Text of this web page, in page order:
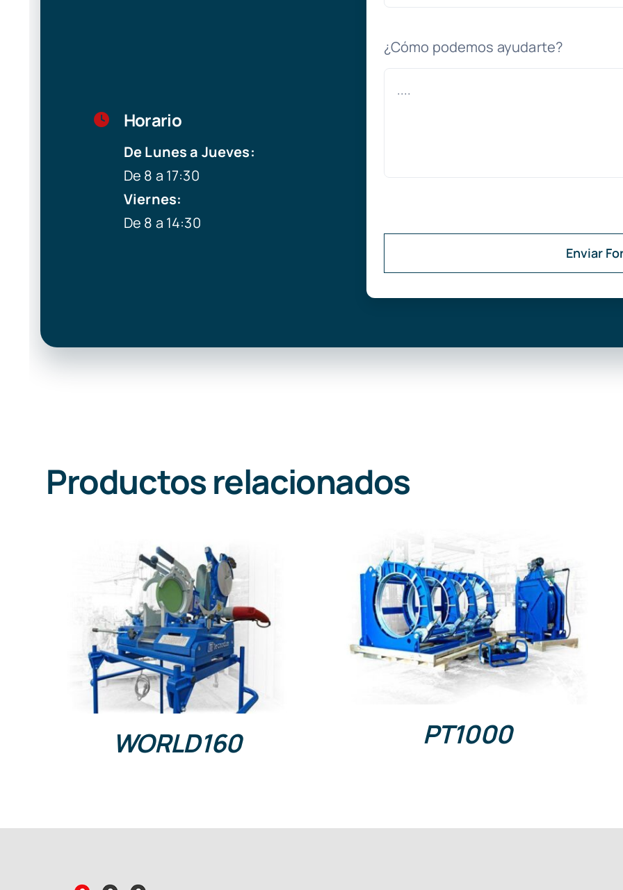
Horario
De Lunes a Jueves:
De 8 a 17:30
Viernes:
De 8 a 14:30
¿Cómo podemos ayudarte?
Enviar
Productos relacionados
DETALLES
WORLD160
DETALLES
PT1000